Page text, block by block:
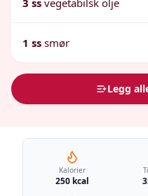
3 ss vegetabilsk olje
1 ss smør
Legg
Kalorier
250 kcal